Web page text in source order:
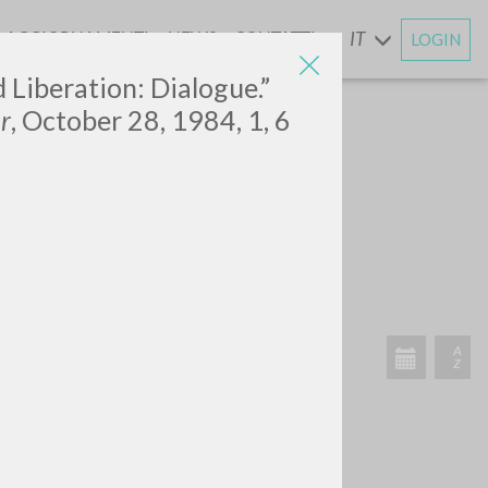
Liberation: Dialogue.”
, October 28, 1984, 1, 6
AGGIORNAMENTIENEWS CONTATTI IT LOGIN